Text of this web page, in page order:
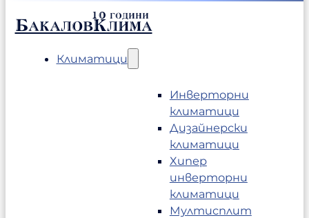
БакаловКлима
Климатици
Инверторни
климатици
Дизайнерски
климатици
Хипер
инверторни
климатици
Мултисплит